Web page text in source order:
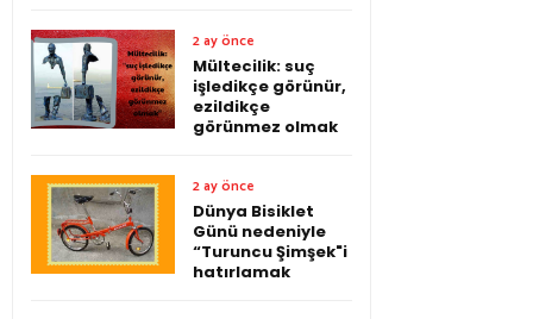
2 ay önce
Mültecilik: suç
işledikçe görünür,
ezildikçe
görünmez olmak
2 ay önce
Dünya Bisiklet
Günü nedeniyle
“Turuncu Şimşek"i
hatırlamak